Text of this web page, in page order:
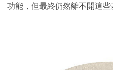
功能，但最終仍然離不開這些